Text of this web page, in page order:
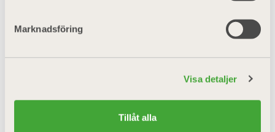
Marknadsföring
Visa detaljer
Tillåt alla